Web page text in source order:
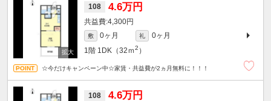
108 4.6万円
4,300円
敷 0ヶ月 礼
0ヶ月
1階 1DK（32ｍ2 ）
☆今だけキャンペーン中☆家賃・共益費が2ヵ月無料に！！！
108 4.6万円